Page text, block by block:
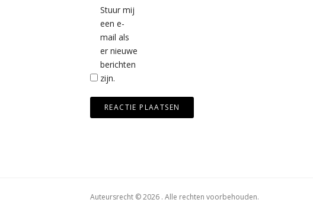
Stuur mij
een e-
mail als
er nieuwe
berichten
zijn.
Auteursrecht © 2026 . Alle rechten voorbehouden.